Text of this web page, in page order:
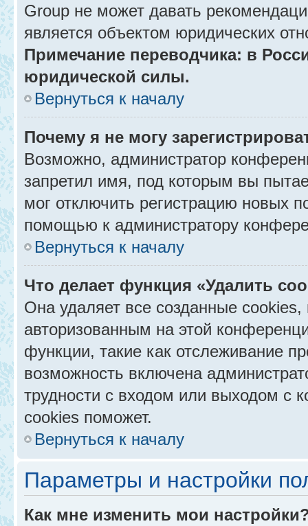
Group не может давать
является объектом юридических
Примечание переводчика: в
юридической силы.
Вернуться к началу
Почему я не могу
Возможно, администратор
запретил имя, под которым вы
мог отключить регистрацию новых
помощью к администратору
Вернуться к началу
Что делает функция «Удалить
Она удаляет все созданные
авторизованным на этой
функции, такие как отслеживание
возможность включена
трудности с входом или выходом с
cookies поможет.
Вернуться к началу
Параметры и настройки
Как мне изменить мои